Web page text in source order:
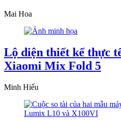
Mai Hoa
Lộ diện thiết kế thực
Xiaomi Mix Fold 5
Minh Hiếu